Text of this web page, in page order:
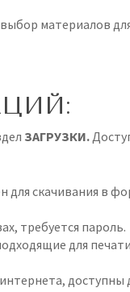
материалов
ЗАГРУЗКИ.
для скачивания в
требуется пароль.
для
доступны